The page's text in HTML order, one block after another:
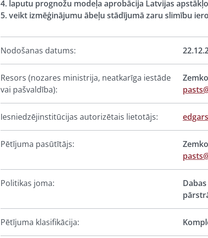
4. laputu prognožu modeļa aprobācija Latvijas
5. veikt izmēģinājumu ābeļu stādījumā zaru slimību
Nodošanas datums:
Resors (nozares ministrija, neatkarīga iestāde
vai pašvaldība):
Iesniedzējinstitūcijas autorizētais lietotājs:
Pētījuma pasūtītājs:
Politikas joma:
Pētījuma klasifikācija: